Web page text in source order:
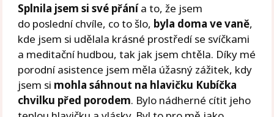
Splnila jsem si své přánía to, že jsem
do poslední chvíle, co to šlo, byla doma ve vaně,
kde jsem si udělala krásné prostředí se svíčkami
a meditační hudbou, tak jak jsem chtěla. Díky mé
porodní asistence jsem měla úžasný zážitek, kdy
jsem si mohla sáhnout na hlavičku Kubíčka
chvilku před porodem. Bylo nádherné cítit jeho